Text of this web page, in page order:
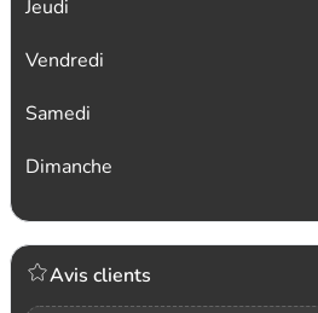
Jeudi
Vendredi
Samedi
Dimanche
Avis clients